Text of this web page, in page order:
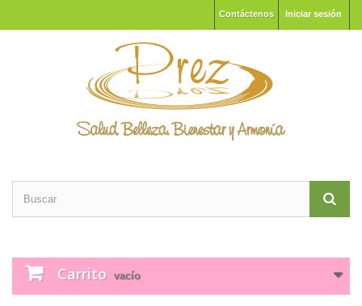
Iniciar sesión
Contáctenos
Carrito vacío